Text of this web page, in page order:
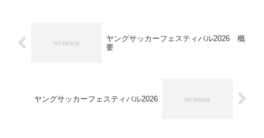
ヤングサッカーフェスティバル2026 概
要
ヤングサッカーフェスティバル2026